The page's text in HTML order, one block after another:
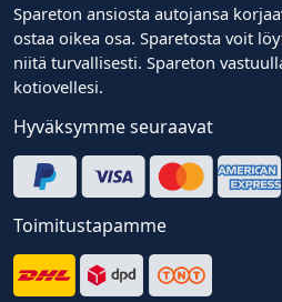
Spareton ansiosta autojansa
ostaa oikea osa. Sparetosta voit
niitä turvallisesti. Spareton
kotiovellesi.
Hyväksymme seuraavat
Toimitustapamme